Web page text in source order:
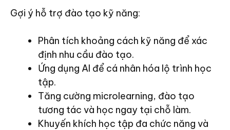
Gợi ý hỗ trợ đào tạo kỹ năng:
Phân tích khoảng cách kỹ năng để xác
định nhu cầu đào tạo.
Ứng dụng AI để cá nhân hóa lộ trình học
tập.
Tăng cường microlearning, đào tạo
tương tác và học ngay tại chỗ làm.
Khuyến khích học tập đa chức năng và